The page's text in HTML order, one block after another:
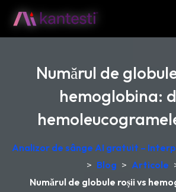
Numărul de
hemoglobina:
Analizor de sânge AI gratuit –
> Blog > Articole
Numărul de globule roșii vs